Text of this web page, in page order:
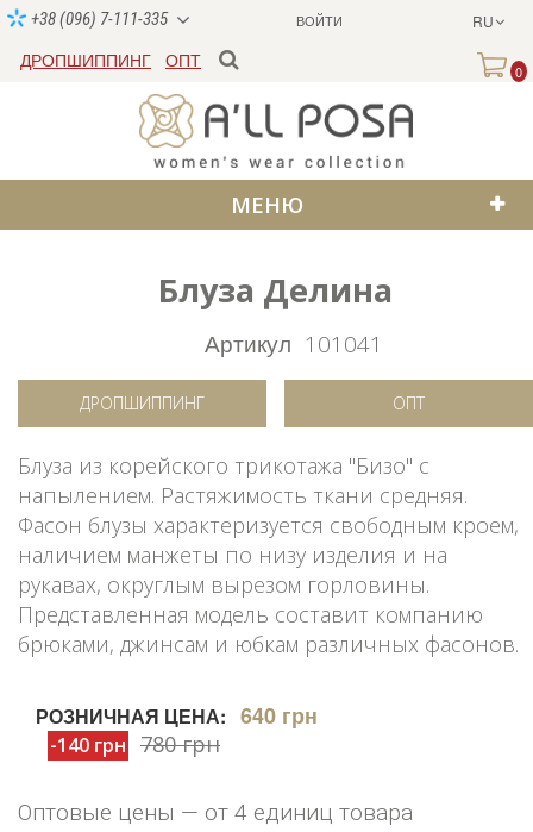
ВОЙТИ RU
+38 (096) 7-111-335
ДРОПШИППИНГ ОПТ
0
МЕНЮ
Блуза Делина
Артикул 101041
ДРОПШИППИНГ ОПТ
Блуза из корейского трикотажа "Бизо" с
напылением. Растяжимость ткани средняя.
Фасон блузы характеризуется свободным кроем,
наличием манжеты по низу изделия и на
рукавах, округлым вырезом горловины.
Представленная модель составит компанию
брюками, джинсам и юбкам различных фасонов.
РОЗНИЧНАЯ ЦЕНА: 640 грн
-140 грн 780 грн
Оптовые цены — от 4 единиц товара